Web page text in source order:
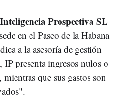
Inteligencia Prospectiva SL
en el Paseo de la Habana
a la asesoría de gestión
IP presenta ingresos nulos o
que sus gastos son